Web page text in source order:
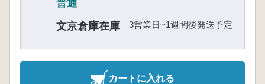
普通
文京倉庫在庫
3営業日~1週間後発送予定
カートに入れる